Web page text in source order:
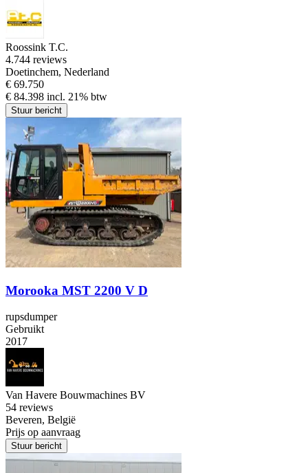
Roossink T.C.
4.744 reviews
Doetinchem, Nederland
€ 69.750
€ 84.398 incl. 21% btw
Stuur bericht
Morooka MST 2200 V D
rupsdumper
Gebruikt
2017
Van Havere Bouwmachines BV
54 reviews
Beveren, België
Prijs op aanvraag
Stuur bericht